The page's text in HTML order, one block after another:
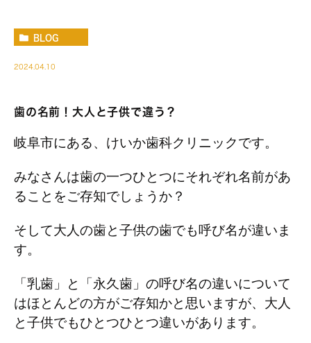
BLOG
2024.04.10
歯の名前！大人と子供で違う？
岐阜市にある、けいか歯科クリニックです。
みなさんは歯の一つひとつにそれぞれ名前があ
ることをご存知でしょうか？
そして大人の歯と子供の歯でも呼び名が違いま
す。
「乳歯」と「永久歯」の呼び名の違いについて
はほとんどの方がご存知かと思いますが、大人
と子供でもひとつひとつ違いがあります。